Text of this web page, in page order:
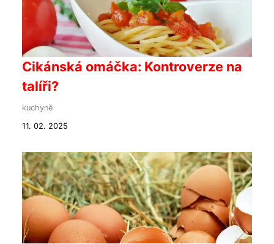
Cikánská omáčka: Kontroverze na
talíři?
kuchyně
11. 02. 2025